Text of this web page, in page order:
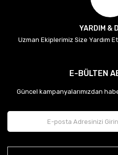
YARDIM &
Uzman Ekiplerimiz Size Yardım
E-BÜLTEN
Güncel kampanyalarımızdan